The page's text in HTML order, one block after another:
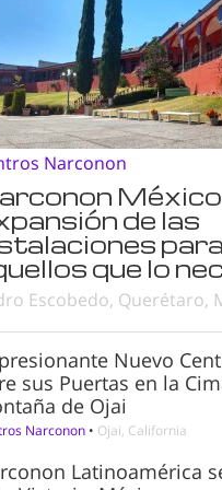
Narconon
de las
que lo
Escobedo, Querétaro,
Nuevo
sus Puertas en la
de Ojai
Narconon • Ojai, California
Latinoamérica